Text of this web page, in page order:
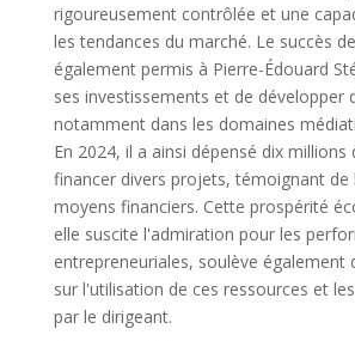
rigoureusement contrôlée et une
les tendances du marché. Le succès
également permis à Pierre-Édouard
ses investissements et de développer
notamment dans les domaines
En 2024, il a ainsi dépensé dix
financer divers projets, témoignant de
moyens financiers. Cette prospérité
elle suscite l'admiration pour les
entrepreneuriales, soulève également
sur l'utilisation de ces ressources et
par le dirigeant.